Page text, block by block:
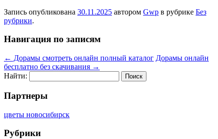
Запись опубликована 30.11.2025 автором Gwp в рубрике Без
рубрики.
Навигация по записям
← Дорамы смотреть онлайн полный каталог Дорамы онлайн
бесплатно без скачивания →
Найти:
Партнеры
цветы новосибирск
Рубрики